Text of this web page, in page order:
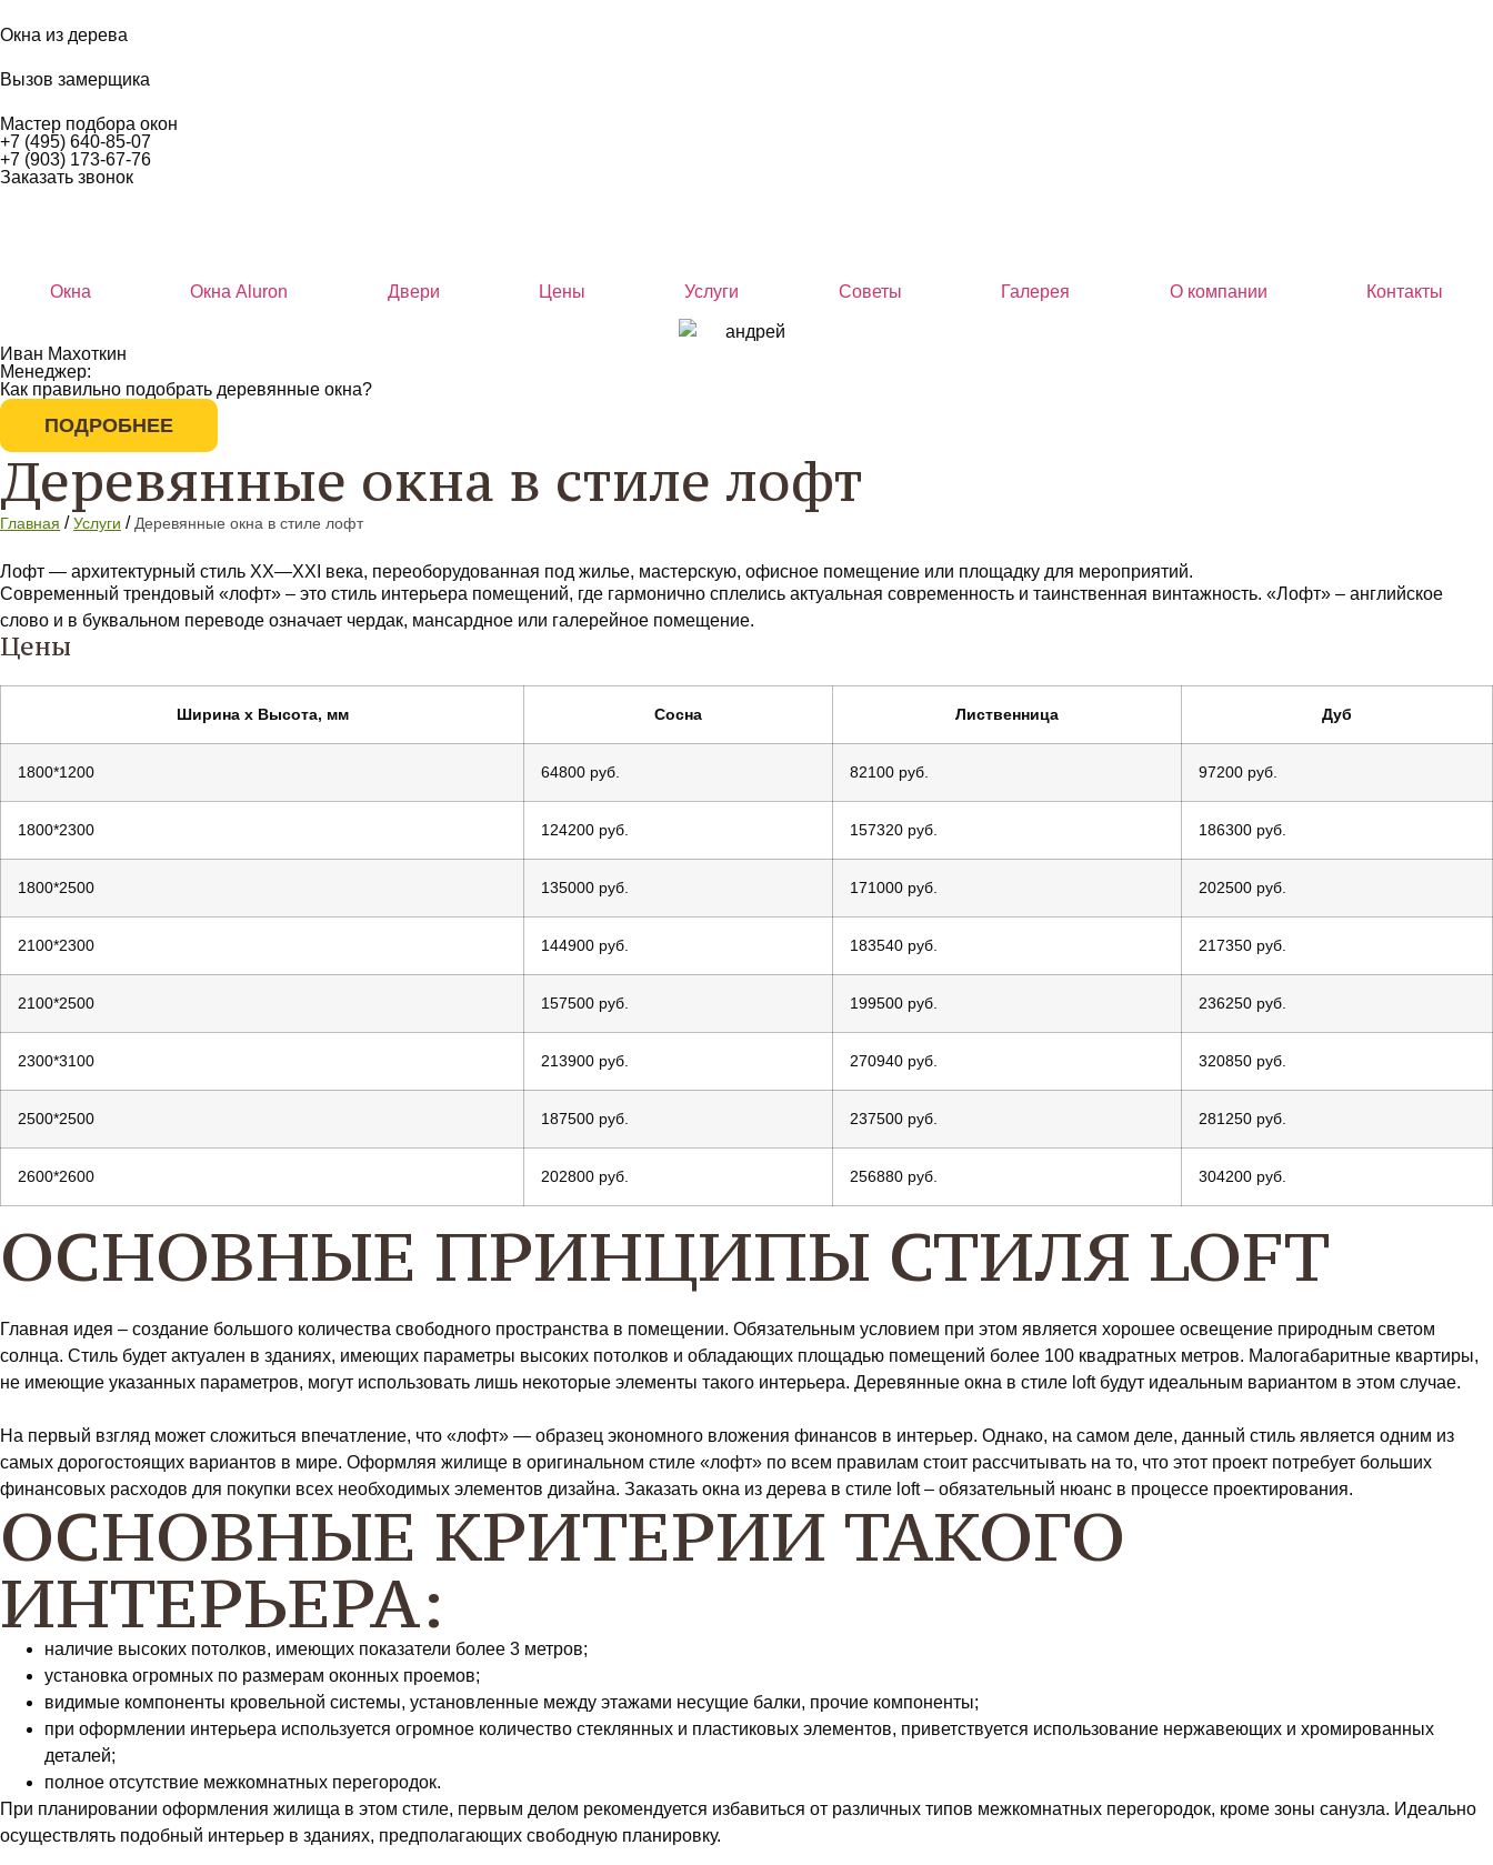
Окна из дерева
Вызов замерщика
Мастер подбора окон
+7 (495) 640-85-07
+7 (903) 173-67-76
Заказать звонок
Окна Окна Aluron Двери Цены Услуги Советы Галерея О компании Контакты
Иван Махоткин
Менеджер:
Как правильно подобрать деревянные окна?
ПОДРОБНЕЕ
Деревянные окна в стиле лофт
Главная / Услуги / Деревянные окна в стиле лофт
Лофт — архитектурный стиль XX—XXI века, переоборудованная под жилье, мастерскую, офисное помещение или площадку для мероприятий.
Современный трендовый «лофт» – это стиль интерьера помещений, где гармонично сплелись актуальная современность и таинственная винтажность. «Лофт» – английское
слово и в буквальном переводе означает чердак, мансардное или галерейное помещение.
Цены
Ширина х Высота, мм Сосна Лиственница Дуб
1800*1200 64800 руб. 82100 руб. 97200 руб.
1800*2300 124200 руб. 157320 руб. 186300 руб.
1800*2500 135000 руб. 171000 руб. 202500 руб.
2100*2300 144900 руб. 183540 руб. 217350 руб.
2100*2500 157500 руб. 199500 руб. 236250 руб.
2300*3100 213900 руб. 270940 руб. 320850 руб.
2500*2500 187500 руб. 237500 руб. 281250 руб.
2600*2600 202800 руб. 256880 руб. 304200 руб.
ОСНОВНЫЕ ПРИНЦИПЫ СТИЛЯ LOFT
Главная идея – создание большого количества свободного пространства в помещении. Обязательным условием при этом является хорошее освещение природным светом
солнца. Стиль будет актуален в зданиях, имеющих параметры высоких потолков и обладающих площадью помещений более 100 квадратных метров. Малогабаритные квартиры,
не имеющие указанных параметров, могут использовать лишь некоторые элементы такого интерьера. Деревянные окна в стиле loft будут идеальным вариантом в этом случае.
На первый взгляд может сложиться впечатление, что «лофт» — образец экономного вложения финансов в интерьер. Однако, на самом деле, данный стиль является одним из
самых дорогостоящих вариантов в мире. Оформляя жилище в оригинальном стиле «лофт» по всем правилам стоит рассчитывать на то, что этот проект потребует больших
финансовых расходов для покупки всех необходимых элементов дизайна. Заказать окна из дерева в стиле loft – обязательный нюанс в процессе проектирования.
ОСНОВНЫЕ КРИТЕРИИ ТАКОГО
ИНТЕРЬЕРА:
наличие высоких потолков, имеющих показатели более 3 метров;
установка огромных по размерам оконных проемов;
видимые компоненты кровельной системы, установленные между этажами несущие балки, прочие компоненты;
при оформлении интерьера используется огромное количество стеклянных и пластиковых элементов, приветствуется использование нержавеющих и хромированных
деталей;
полное отсутствие межкомнатных перегородок.
При планировании оформления жилища в этом стиле, первым делом рекомендуется избавиться от различных типов межкомнатных перегородок, кроме зоны санузла. Идеально
осуществлять подобный интерьер в зданиях, предполагающих свободную планировку.